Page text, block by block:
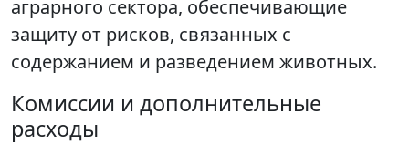
аграрного сектора, обеспечивающие
защиту от рисков, связанных с
содержанием и разведением животных.
Комиссии и дополнительные
расходы